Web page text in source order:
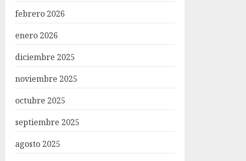
febrero 2026
enero 2026
diciembre 2025
noviembre 2025
octubre 2025
septiembre 2025
agosto 2025